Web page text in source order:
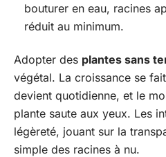
bouturer en eau, racines
réduit au minimum.
Adopter des plantes sans
végétal. La croissance se
devient quotidienne, et le
plante saute aux yeux. Les
légèreté, jouant sur la
simple des racines à nu.